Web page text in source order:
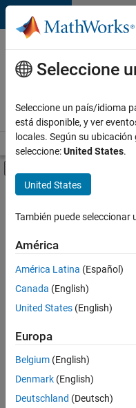
Saltar al contenido
Ofertas
de
empleo
MathWorks
Visión general Búsqueda de
Contenido principal
FILTRADO POR
Education Marketing
Industry Marketing
Ordenar por
Guardar
empleos
seleccionados
No se
Seleccione
Seleccione un país/idioma
está disponible, y ver
locales. Según su
seleccione:United States.
United States
También puede
América
América Latina (Español)
Canada (English)
United States (English)
Europa
Belgium (English)
Denmark (English)
Deutschland (Deutsch)